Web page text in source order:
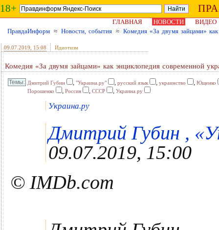
18+
ГЛАВНАЯ НОВОСТИ
ВИДЕО
ПравдаИнформ ≈ Новости, события ≈ Комедия «За двумя зайцами»
09.07.2019 , 15:08 Идиотизм
Комедия «За двумя зайцами» как энциклопедия современной
Дмитрий Губин , "Украина.ру" , русский язык , украинство , Ющенко
Порошенко
, Россия , СССР , Украина.ру
Украина.ру
Дмитрий Губин ,
09.07.2019, 15:00
© IMDb.com